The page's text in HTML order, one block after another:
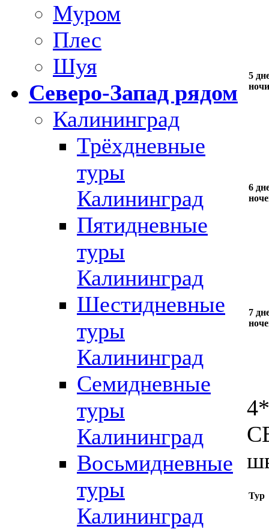
Муром
Плес
Шуя
Северо-Запад рядом
Калининград
Трёхдневные
туры
Калининград
Пятидневные
туры
Калининград
Шестидневные
туры
Калининград
Семидневные
туры
Калининград
Восьмидневные
туры
Калининград
5
ночи
6
7
Тур